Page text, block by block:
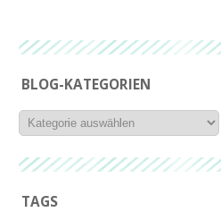
BLOG-KATEGORIEN
Blog-
Kategorien
TAGS